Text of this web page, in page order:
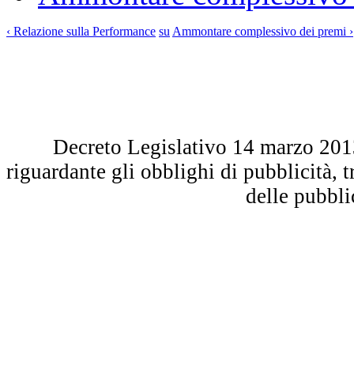
‹ Relazione sulla Performance su Ammontare complessivo dei premi ›
Decreto Legislativo 14 marzo
riguardante gli obblighi di pubblicità,
delle